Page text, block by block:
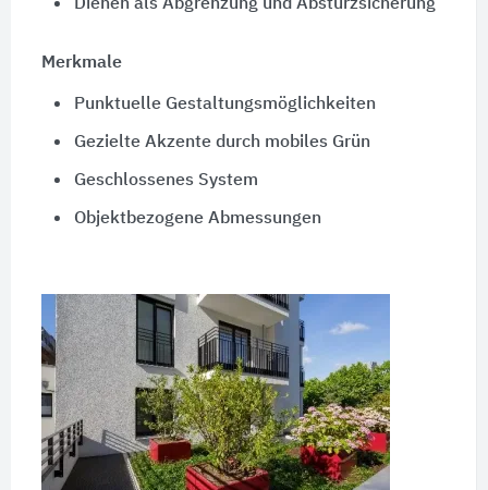
Dienen als Abgrenzung und Absturzsicherung
Merkmale
Punktuelle Gestaltungsmöglichkeiten
Gezielte Akzente durch mobiles Grün
Geschlossenes System
Objektbezogene Abmessungen